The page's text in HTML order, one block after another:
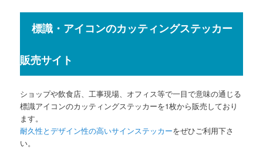
標識・アイコンのカッティングステッカー
販売サイト
ショップや飲食店、工事現場、オフィス等で一目で意味の通じる
標識アイコンのカッティングステッカーを1枚から販売しており
ます。
耐久性とデザイン性の高いサインステッカーをぜひご利用下さ
い。